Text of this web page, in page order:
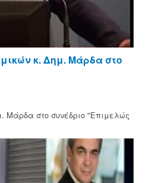
κ. Δημ. Μάρδα στο
Μάρδα στο συνέδριο "Επιμελώς